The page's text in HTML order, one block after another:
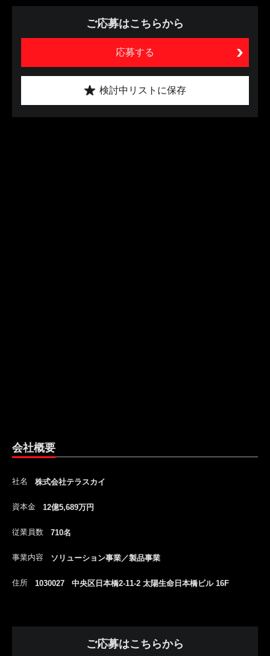
ご応募はこちらから
応募する
検討中リストに保存
会社概要
社名 株式会社テラスカイ
資本金 12億5,689万円
従業員数 710名
事業内容 ソリューション事業／製品事業
住所 1030027 中央区日本橋2-11-2 太陽生命日本橋ビル 16F
ご応募はこちらから